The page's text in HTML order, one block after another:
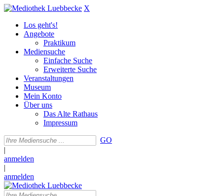
X
Los geht's!
Angebote
Praktikum
Mediensuche
Einfache Suche
Erweiterte Suche
Veranstaltungen
Museum
Mein Konto
Über uns
Das Alte Rathaus
Impressum
GO
|
anmelden
|
anmelden